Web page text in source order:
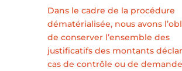
Dans le cadre de la procédure
dématérialisée, nous avons
de conserver l’ensemble des
justificatifs des montants
cas de contrôle ou de